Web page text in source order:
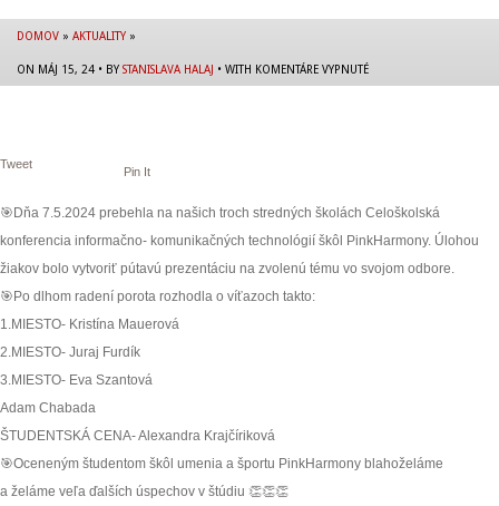
DOMOV » AKTUALITY »
ON MÁJ 15, 24 • BY STANISLAVA HALAJ • WITH KOMENTÁRE VYPNUTÉNA
Tweet
Pin It
🎯 Dňa 7.5.2024 prebehla na našich troch stredných školách Celoškolská
konferencia informačno- komunikačných technológií škôl PinkHarmony. Úlohou
žiakov bolo vytvoriť pútavú prezentáciu na zvolenú tému vo svojom odbore.
🎯 Po dlhom radení porota rozhodla o víťazoch takto:
1.MIESTO- Kristína Mauerová
2.MIESTO- Juraj Furdík
3.MIESTO- Eva Szantová
Adam Chabada
ŠTUDENTSKÁ CENA- Alexandra Krajčíriková
🎯Oceneným študentom škôl umenia a športu PinkHarmony blahoželáme
a želáme veľa ďalších úspechov v štúdiu 👏👏👏